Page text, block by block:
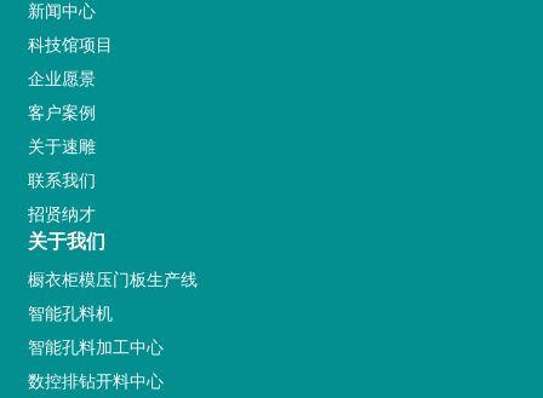
新闻中心
科技馆项目
企业愿景
客户案例
关于速雕
联系我们
招贤纳才
关于我们
橱衣柜模压门板生产线
智能孔料机
智能孔料加工中心
数控排钻开料中心